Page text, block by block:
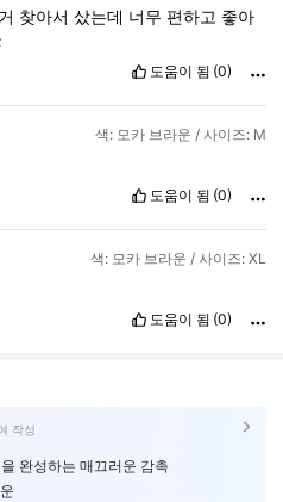
찾아서샀는데 너무편하고 좋아
도움이 됨 (0)
색: 모카 브라운 / 사이즈: M
도움이 됨 (0)
색: 모카 브라운 / 사이즈: XL
도움이 됨 (0)
작성
완성하는 매끄러운 감촉